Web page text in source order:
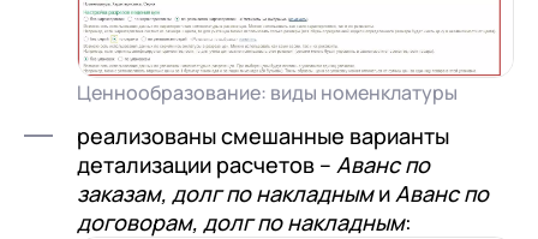
Ценнообразование: виды номенклатуры
реализованы смешанные варианты
детализации расчетов – Аванс по
заказам, долг по накладнымиАванс по
договорам, долг по накладным: